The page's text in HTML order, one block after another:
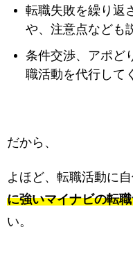
転職失敗を繰り返
や、注意点なども
条件交渉、アポど
職活動を代行して
だから、
よほど、転職活動に
に強いマイナビの転
い。